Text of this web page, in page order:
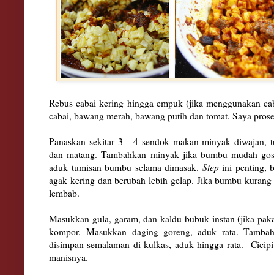
Rebus cabai kering hingga empuk (jika menggunakan
cabai, bawang merah, bawang putih dan tomat. Saya
Panaskan sekitar 3 - 4 sendok makan minyak diwajan,
dan matang. Tambahkan minyak jika bumbu mudah
aduk tumisan bumbu selama dimasak. Stepini penting,
agak kering dan berubah lebih gelap. Jika bumbu
lembab.
Masukkan gula, garam, dan kaldu bubuk instan (jika
kompor.Masukkan daging goreng, aduk rata.
disimpan semalaman di kulkas, aduk hingga rata. Cicipi
manisnya.